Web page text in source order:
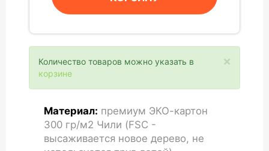
×
Количество товаров можно указать в
корзине
Материал: премиум ЭКО-картон
300 гр/м2 Чили (FSC -
высаживается новое дерево, не